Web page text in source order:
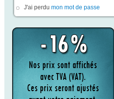
J'ai perdu mon mot de passe